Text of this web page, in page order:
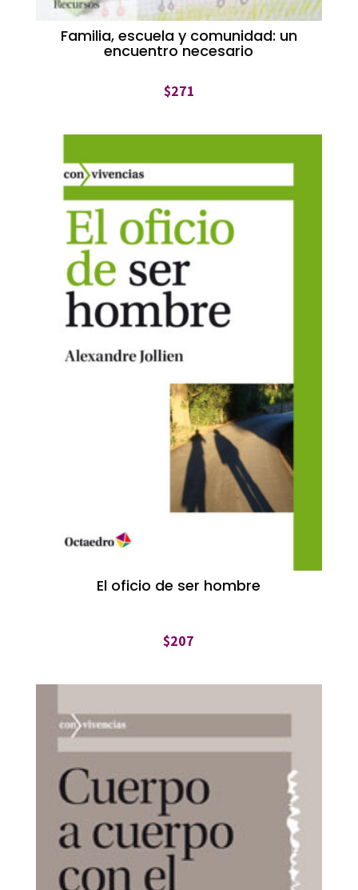
Familia, escuela y comunidad: un
encuentro necesario
$271
El oficio de ser hombre
$207